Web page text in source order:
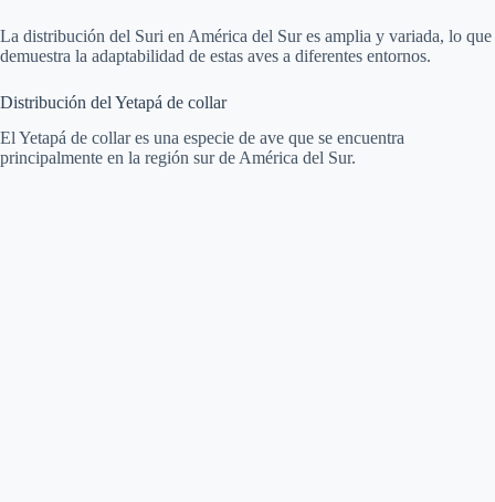
La distribución del Suri en América del Sur es amplia y variada, lo que
demuestra la adaptabilidad de estas aves a diferentes entornos.
Distribución del Yetapá de collar
El Yetapá de collar es una especie de ave que se encuentra
principalmente en la región sur de América del Sur.